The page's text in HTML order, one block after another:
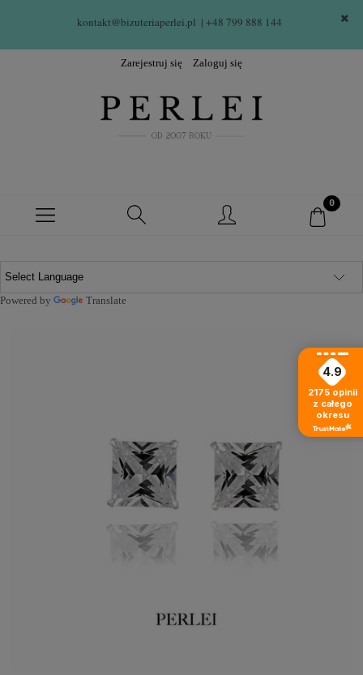
kontakt@bizuteriaperlei.pl | +48 799 888 144
Zarejestruj się Zaloguj się
Powered by Translate
4.9
2175 opinii
z całego
okresu